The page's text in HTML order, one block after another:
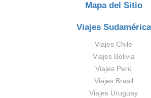
Mapa del Sitio
Viajes Sudamérica
Viajes Chile
Viajes Bolivia
Viajes Perú
Viajes Brasil
Viajes Uruguay